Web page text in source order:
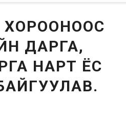
ХОРООНООС
ДАРГА,
НАРТ ЁС